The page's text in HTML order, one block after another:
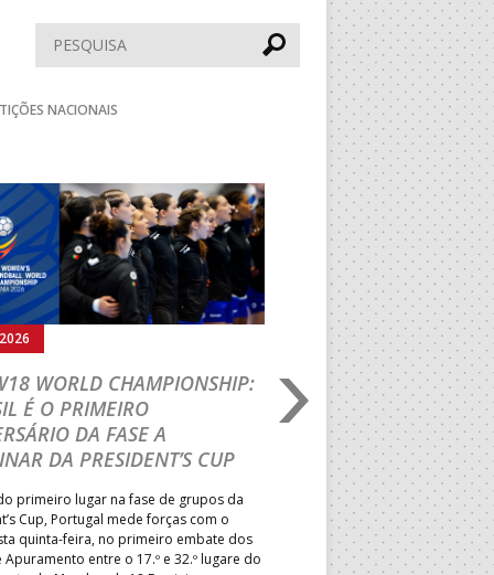
Pesquisar
NACIONAIS
WORLD CHAMPIONSHIP:
É O PRIMEIRO
DA FASE A
DA PRESIDENT’S CUP
primeiro lugar na fase de grupos da
Cup, Portugal mede forças com o
quinta-feira, no primeiro embate dos
Apuramento entre o 17.º e 32.º lugare do
05.08.2026
IHF W18 WORLD
JOÃO VAREJÃO
CURSO
TREINADORES NA
Treinador português João
integrado na EHF Experts
preletores convidados pela
de Andebol, em Pitești,
Seguinte